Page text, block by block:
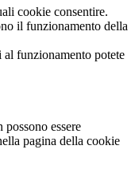
cookie consentire.
il funzionamento della
al funzionamento potete
essere
pagina della cookie